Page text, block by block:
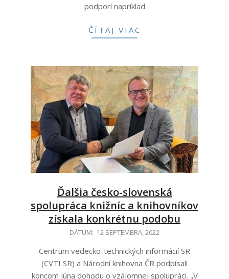
podporí napríklad
ČÍTAJ VIAC
Ďalšia česko-slovenská
spolupráca knižníc a knihovníkov
získala konkrétnu podobu
DÁTUM: 12 SEPTEMBRA, 2022
Centrum vedecko-technických informácií SR
(CVTI SR) a Národní knihovna ČR podpísali
koncom júna dohodu o vzájomnej spolupráci. „V